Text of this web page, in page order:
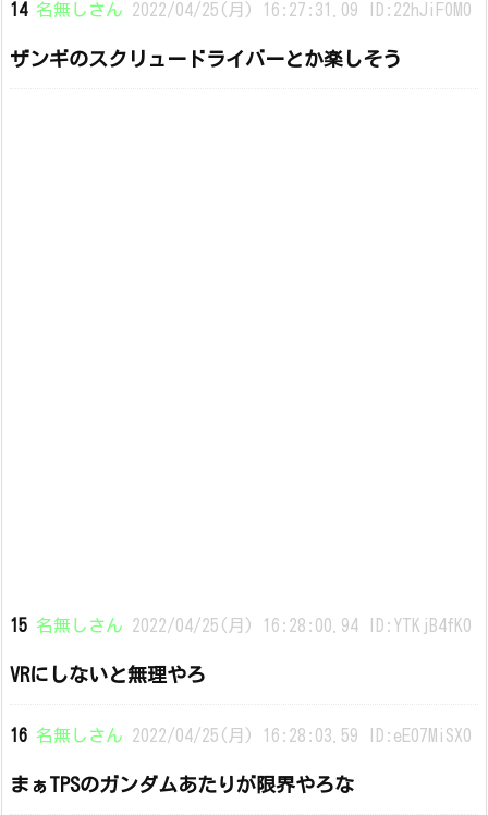
14 名無しさん 2022/04/25(月) 16:27:31.09 ID:22hJiF0M0
ザンギのスクリュードライバーとか楽しそう
15 名無しさん 2022/04/25(月) 16:28:00.94 ID:YTKjB4fK0
VRにしないと無理やろ
16 名無しさん 2022/04/25(月) 16:28:03.59 ID:eE07MiSX0
まぁTPSのガンダムあたりが限界やろな